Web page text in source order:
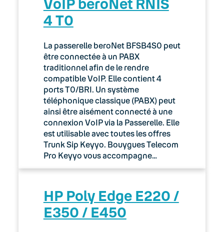
4 T0
La passerelle beroNet BFSB4S0 peut
être connectée à un PABX
traditionnel afin de le rendre
compatible VoIP. Elle contient 4
ports T0/BRI. Un système
téléphonique classique (PABX) peut
ainsi être aisément connecté à une
connexion VoIP via la Passerelle. Elle
est utilisable avec toutes les offres
Trunk Sip Keyyo. Bouygues Telecom
Pro Keyyo vous accompagne…
HP Poly Edge E220 /
E350 / E450